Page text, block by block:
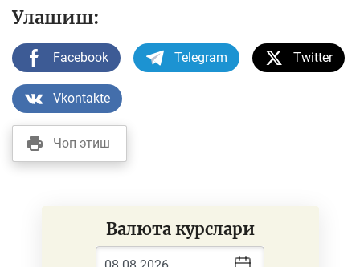
Улашиш:
Facebook Telegram Twitter
Vkontakte
Чоп этиш
Валюта курслари